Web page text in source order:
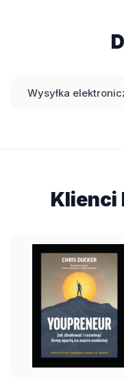
Wysyłka
Klienci